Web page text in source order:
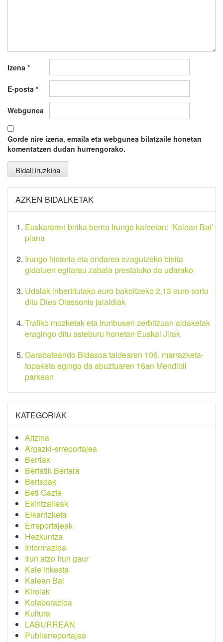
Izena *
E-posta *
Webgunea
Gorde nire izena, emaila eta webgunea bilatzaile honetan
komentatzen dudan hurrengorako.
AZKEN BIDALKETAK
Euskararen birika berria Irungo kaleetan: ‘Kalean Bai’
plana
Irungo historia eta ondarea ezagutzeko bisita
gidatuen egitarau zabala prestatuko da udarako
Udalak inbertitutako euro bakoitzeko 2,13 euro sortu
ditu Dies Oiassonis jaialdiak
Trafiko mozketak eta Irunbusen zerbitzuan aldaketak
eragingo ditu asteburu honetan Euskal Jirak
Garabateando Bidasoa taldearen 106. marrazketa-
topaketa egingo da abuztuaren 16an Mendibil
parkean
KATEGORIAK
Aitzina
Argazki-erreportajea
Berriak
Bertatik Bertara
Bertsoak
Beti Gazte
Ekintzaileak
Elkarrizketa
Erreportajeak
Hezkuntza
Informazioa
Irun atzo Irun gaur
Kale inkesta
Kalean Bai
Kirolak
Kolaborazioa
Kultura
LABURREAN
Publierreportajea